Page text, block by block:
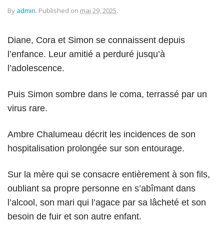
By admin. Published on mai 29, 2025.
Diane, Cora et Simon se connaissent depuis
l’enfance. Leur amitié a perduré jusqu’à
l’adolescence.
Puis Simon sombre dans le coma, terrassé par un
virus rare.
Ambre Chalumeau décrit les incidences de son
hospitalisation prolongée sur son entourage.
Sur la mère qui se consacre entièrement à son fils,
oubliant sa propre personne en s’abîmant dans
l’alcool, son mari qui l’agace par sa lâcheté et son
besoin de fuir et son autre enfant.